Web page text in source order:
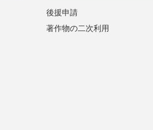
後援申請
著作物の二次利用